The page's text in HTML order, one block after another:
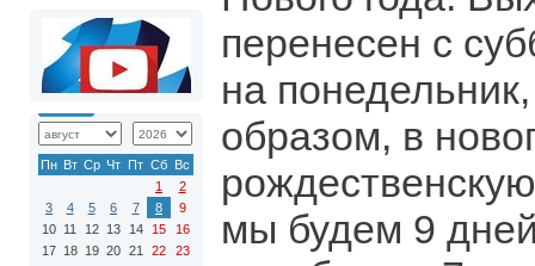
Пн Вт Ср Чт Пт Сб Вс
1
2
3
4 5 6 7 8
9
10 11 12 13 14 15
16
17 18 19 20 21 22
23
перенесен с
на
образом, в
мы будем 9